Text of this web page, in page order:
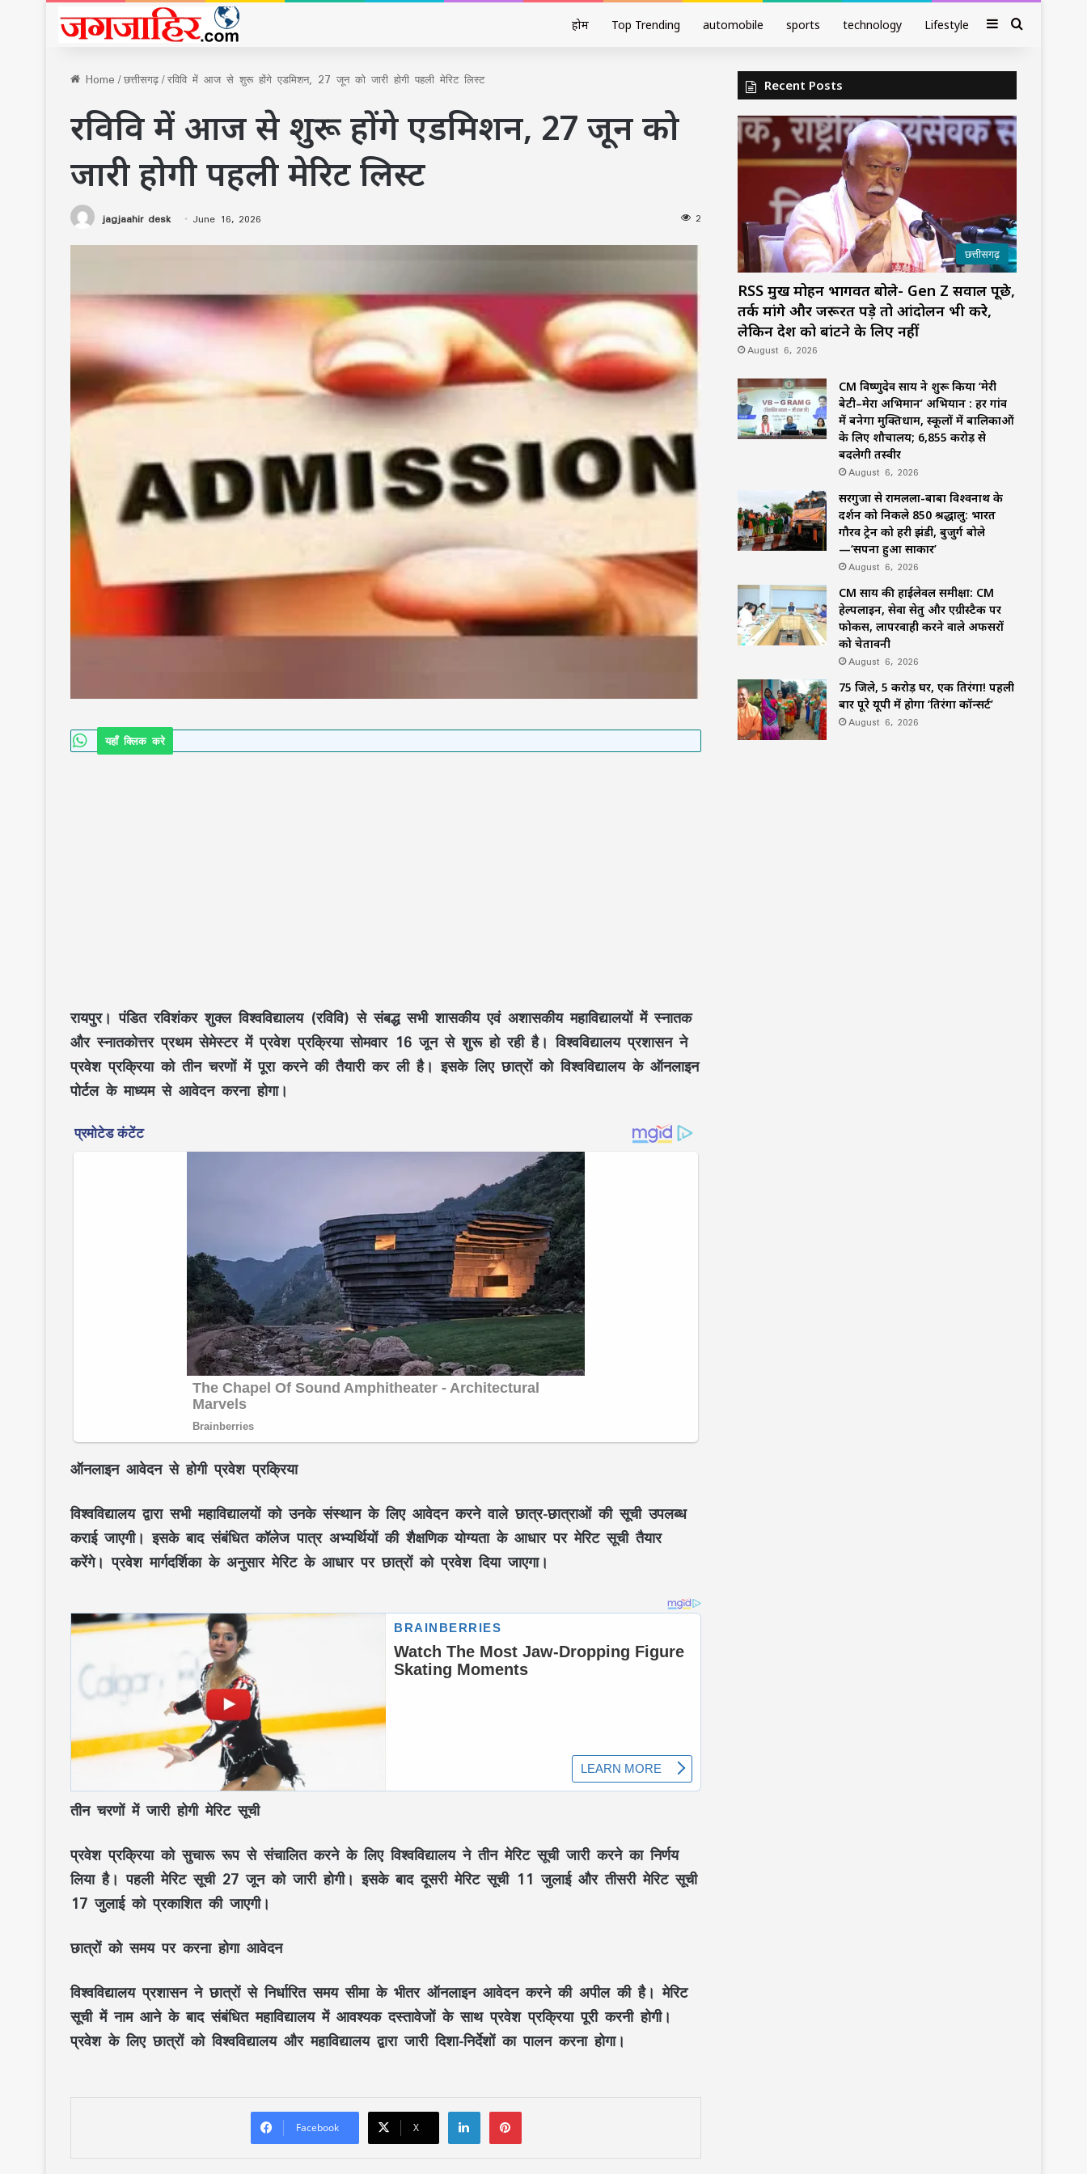
होम Top Trending automobile sports technology Lifestyle SidebarSearch
Home/छत्तीसगढ़/रविवि में आज से शुरू होंगे एडमिशन, 27 जून को जारी होगी पहली मेरिट लिस्ट
रविवि में आज से शुरू होंगे एडमिशन, 27 जून को
जारी होगी पहली मेरिट लिस्ट
jagjaahir desk June 16, 2026 2
यहाँ क्लिक करे
रायपुर। पंडित रविशंकर शुक्ल विश्वविद्यालय (रविवि) से संबद्ध सभी शासकीय एवं अशासकीय महाविद्यालयों में स्नातक
और स्नातकोत्तर प्रथम सेमेस्टर में प्रवेश प्रक्रिया सोमवार 16 जून से शुरू हो रही है। विश्वविद्यालय प्रशासन ने
प्रवेश प्रक्रिया को तीन चरणों में पूरा करने की तैयारी कर ली है। इसके लिए छात्रों को विश्वविद्यालय के ऑनलाइन
पोर्टल के माध्यम से आवेदन करना होगा।
ऑनलाइन आवेदन से होगी प्रवेश प्रक्रिया
विश्वविद्यालय द्वारा सभी महाविद्यालयों को उनके संस्थान के लिए आवेदन करने वाले छात्र-छात्राओं की सूची उपलब्ध
कराई जाएगी। इसके बाद संबंधित कॉलेज पात्र अभ्यर्थियों की शैक्षणिक योग्यता के आधार पर मेरिट सूची तैयार
करेंगे। प्रवेश मार्गदर्शिका के अनुसार मेरिट के आधार पर छात्रों को प्रवेश दिया जाएगा।
तीन चरणों में जारी होगी मेरिट सूची
प्रवेश प्रक्रिया को सुचारू रूप से संचालित करने के लिए विश्वविद्यालय ने तीन मेरिट सूची जारी करने का निर्णय
लिया है। पहली मेरिट सूची 27 जून को जारी होगी। इसके बाद दूसरी मेरिट सूची 11 जुलाई और तीसरी मेरिट सूची
17 जुलाई को प्रकाशित की जाएगी।
छात्रों को समय पर करना होगा आवेदन
विश्वविद्यालय प्रशासन ने छात्रों से निर्धारित समय सीमा के भीतर ऑनलाइन आवेदन करने की अपील की है। मेरिट
सूची में नाम आने के बाद संबंधित महाविद्यालय में आवश्यक दस्तावेजों के साथ प्रवेश प्रक्रिया पूरी करनी होगी।
प्रवेश के लिए छात्रों को विश्वविद्यालय और महाविद्यालय द्वारा जारी दिशा-निर्देशों का पालन करना होगा।
Facebook X
LinkedInPinterest
CM विष्णुदेव साय ने शुरू किया ‘मेरी बेटी–मेरा
अभिमान’ अभियान : हर गांव में बनेगा मुक्तिधाम,
स्कूलों में बालिकाओं के लिए शौचालय; 6,855
करोड़ से बदलेगी तस्वीर
झंडी, बुजुर्ग बोले—‘सपना हुआ साकार’
CM साय की हाईलेवल समीक्षा: CM हेल्पलाइन,
सेवा सेतु और एग्रीस्टैक पर फोकस, लापरवाही
Recent Posts
छत्तीसगढ़
RSS प्रमुख मोहन भागवत बोले- Gen Z सवाल पूछे,
तर्क मांगे और जरूरत पड़े तो आंदोलन भी करे,
लेकिन देश को बांटने के लिए नहीं
August 6, 2026
CM विष्णुदेव साय ने शुरू किया ‘मेरी
बेटी–मेरा अभिमान’ अभियान : हर गांव
में बनेगा मुक्तिधाम, स्कूलों में बालिकाओं
के लिए शौचालय; 6,855 करोड़ से
बदलेगी तस्वीर
August 6, 2026
सरगुजा से रामलला-बाबा विश्वनाथ के
दर्शन को निकले 850 श्रद्धालु: भारत
गौरव ट्रेन को हरी झंडी, बुजुर्ग बोले
—‘सपना हुआ साकार’
August 6, 2026
CM साय की हाईलेवल समीक्षा: CM
हेल्पलाइन, सेवा सेतु और एग्रीस्टैक पर
फोकस, लापरवाही करने वाले अफसरों
को चेतावनी
August 6, 2026
75 जिले, 5 करोड़ घर, एक तिरंगा! पहली
बार पूरे यूपी में होगा ‘तिरंगा कॉन्सर्ट’
August 6, 2026